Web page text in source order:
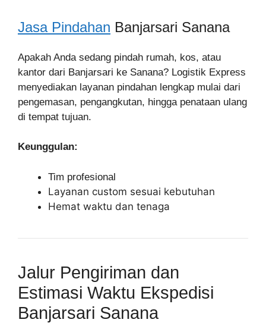
Jasa Pindahan Banjarsari Sanana
Apakah Anda sedang pindah rumah, kos, atau
kantor dari Banjarsari ke Sanana? Logistik Express
menyediakan layanan pindahan lengkap mulai dari
pengemasan, pengangkutan, hingga penataan ulang
di tempat tujuan.
Keunggulan:
Tim profesional
Layanan custom sesuai kebutuhan
Hemat waktu dan tenaga
Jalur Pengiriman dan
Estimasi Waktu Ekspedisi
Banjarsari Sanana